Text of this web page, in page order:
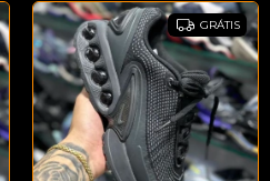
GRÁTIS